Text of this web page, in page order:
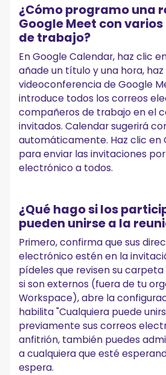
¿Cómo programo una
Google Meet con
de trabajo?
En Google Calendar, haz clic
añade un título y una hora,
videoconferencia de Google
introduce todos los correos
compañeros de trabajo en el
invitados. Calendar sugerirá
automáticamente. Haz clic en
para enviar las invitaciones
electrónico a todos.
¿Qué hago si los
pueden unirse a la
Primero, confirma que sus
electrónico estén en la
pídeles que revisen su
si son externos (fuera de tu
Workspace), abre la
habilita "Cualquiera puede
previamente sus correos
anfitrión, también puedes
a cualquiera que esté
espera.